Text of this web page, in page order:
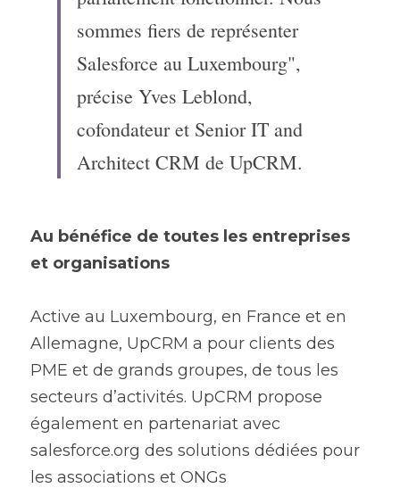
sommes fiers de représenter
Salesforce au Luxembourg",
précise Yves Leblond,
cofondateur et Senior IT and
Architect CRM de UpCRM.
Au bénéfice de toutes les entreprises
et organisations
Active au Luxembourg, en France et en
Allemagne, UpCRM a pour clients des
PME et de grands groupes, de tous les
secteurs d’activités. UpCRM propose
également en partenariat avec
salesforce.org des solutions dédiées pour
les associations et ONGs